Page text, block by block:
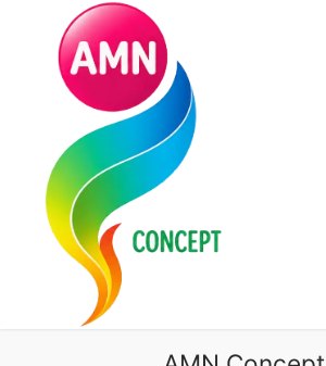
contenu
Rechercher :